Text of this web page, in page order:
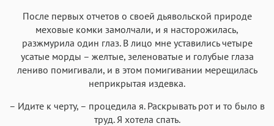
После первых отчетов о своей дьявольской природе
меховые комки замолчали, и я насторожилась,
разжмурила один глаз. В лицо мне уставились четыре
усатые морды – желтые, зеленоватые и голубые глаза
лениво помигивали, и в этом помигивании мерещилась
неприкрытая издевка.
– Идите к черту, – процедила я. Раскрывать рот и то было в
труд. Я хотела спать.